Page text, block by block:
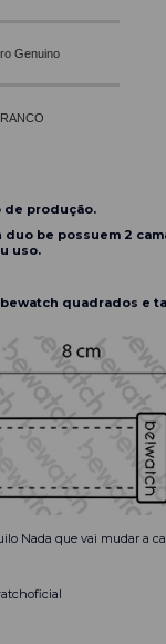
Genuino
de produção.
duo be possuem 2
uso.
quadrados e
Nada que vai mudar a